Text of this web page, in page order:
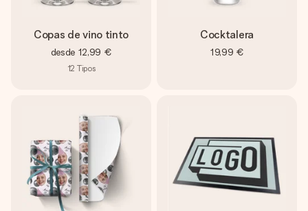
Copas de vino tinto
desde 12,99 €
12 Tipos
Cocktalera
19,99 €